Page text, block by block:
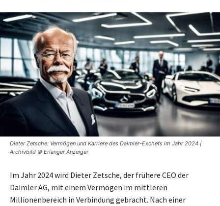
Dieter Zetsche: Vermögen und Karriere des Daimler-Exchefs im Jahr 2024 |
Archivbild © Erlanger Anzeiger
Im Jahr 2024 wird Dieter Zetsche, der frühere CEO der
Daimler AG, mit einem Vermögen im mittleren
Millionenbereich in Verbindung gebracht. Nach einer